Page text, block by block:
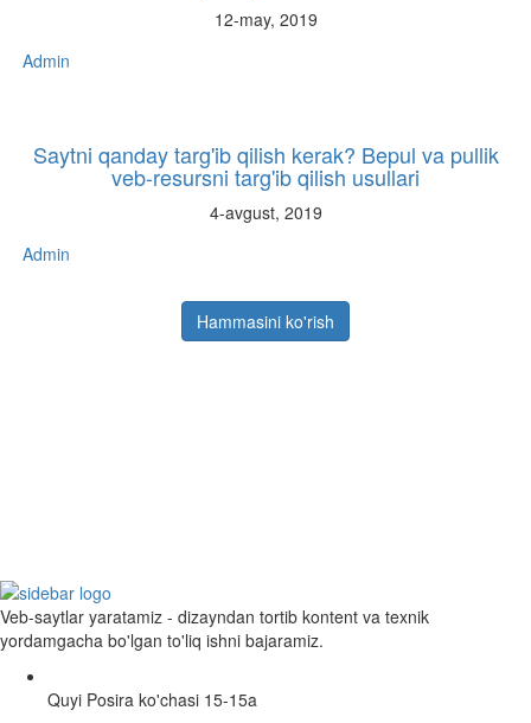
12-may, 2019
Admin
Saytni qanday targ'ib qilish kerak? Bepul va pullik
veb-resursni targ'ib qilish usullari
4-avgust, 2019
Admin
Hammasini ko'rish
Veb-saytlar yaratamiz - dizayndan tortib kontent va texnik
yordamgacha bo'lgan to'liq ishni bajaramiz.
Quyi Posira ko'chasi 15-15a